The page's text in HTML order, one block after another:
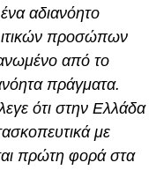
αδιανόητο
προσώπων
από το
πράγματα.
ότι στην Ελλάδα
με
πρώτη φορά στα